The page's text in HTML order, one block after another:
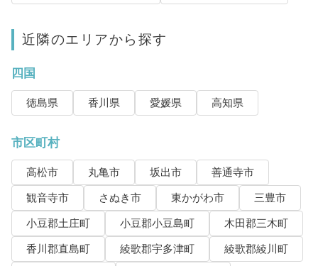
近隣のエリアから探す
四国
徳島県 香川県 愛媛県 高知県
市区町村
高松市 丸亀市 坂出市
善通寺市
観音寺市
さぬき市 東かがわ市
三豊市
小豆郡土庄町
小豆郡小豆島町
木田郡三木町
香川郡直島町
綾歌郡宇多津町
綾歌郡綾川町